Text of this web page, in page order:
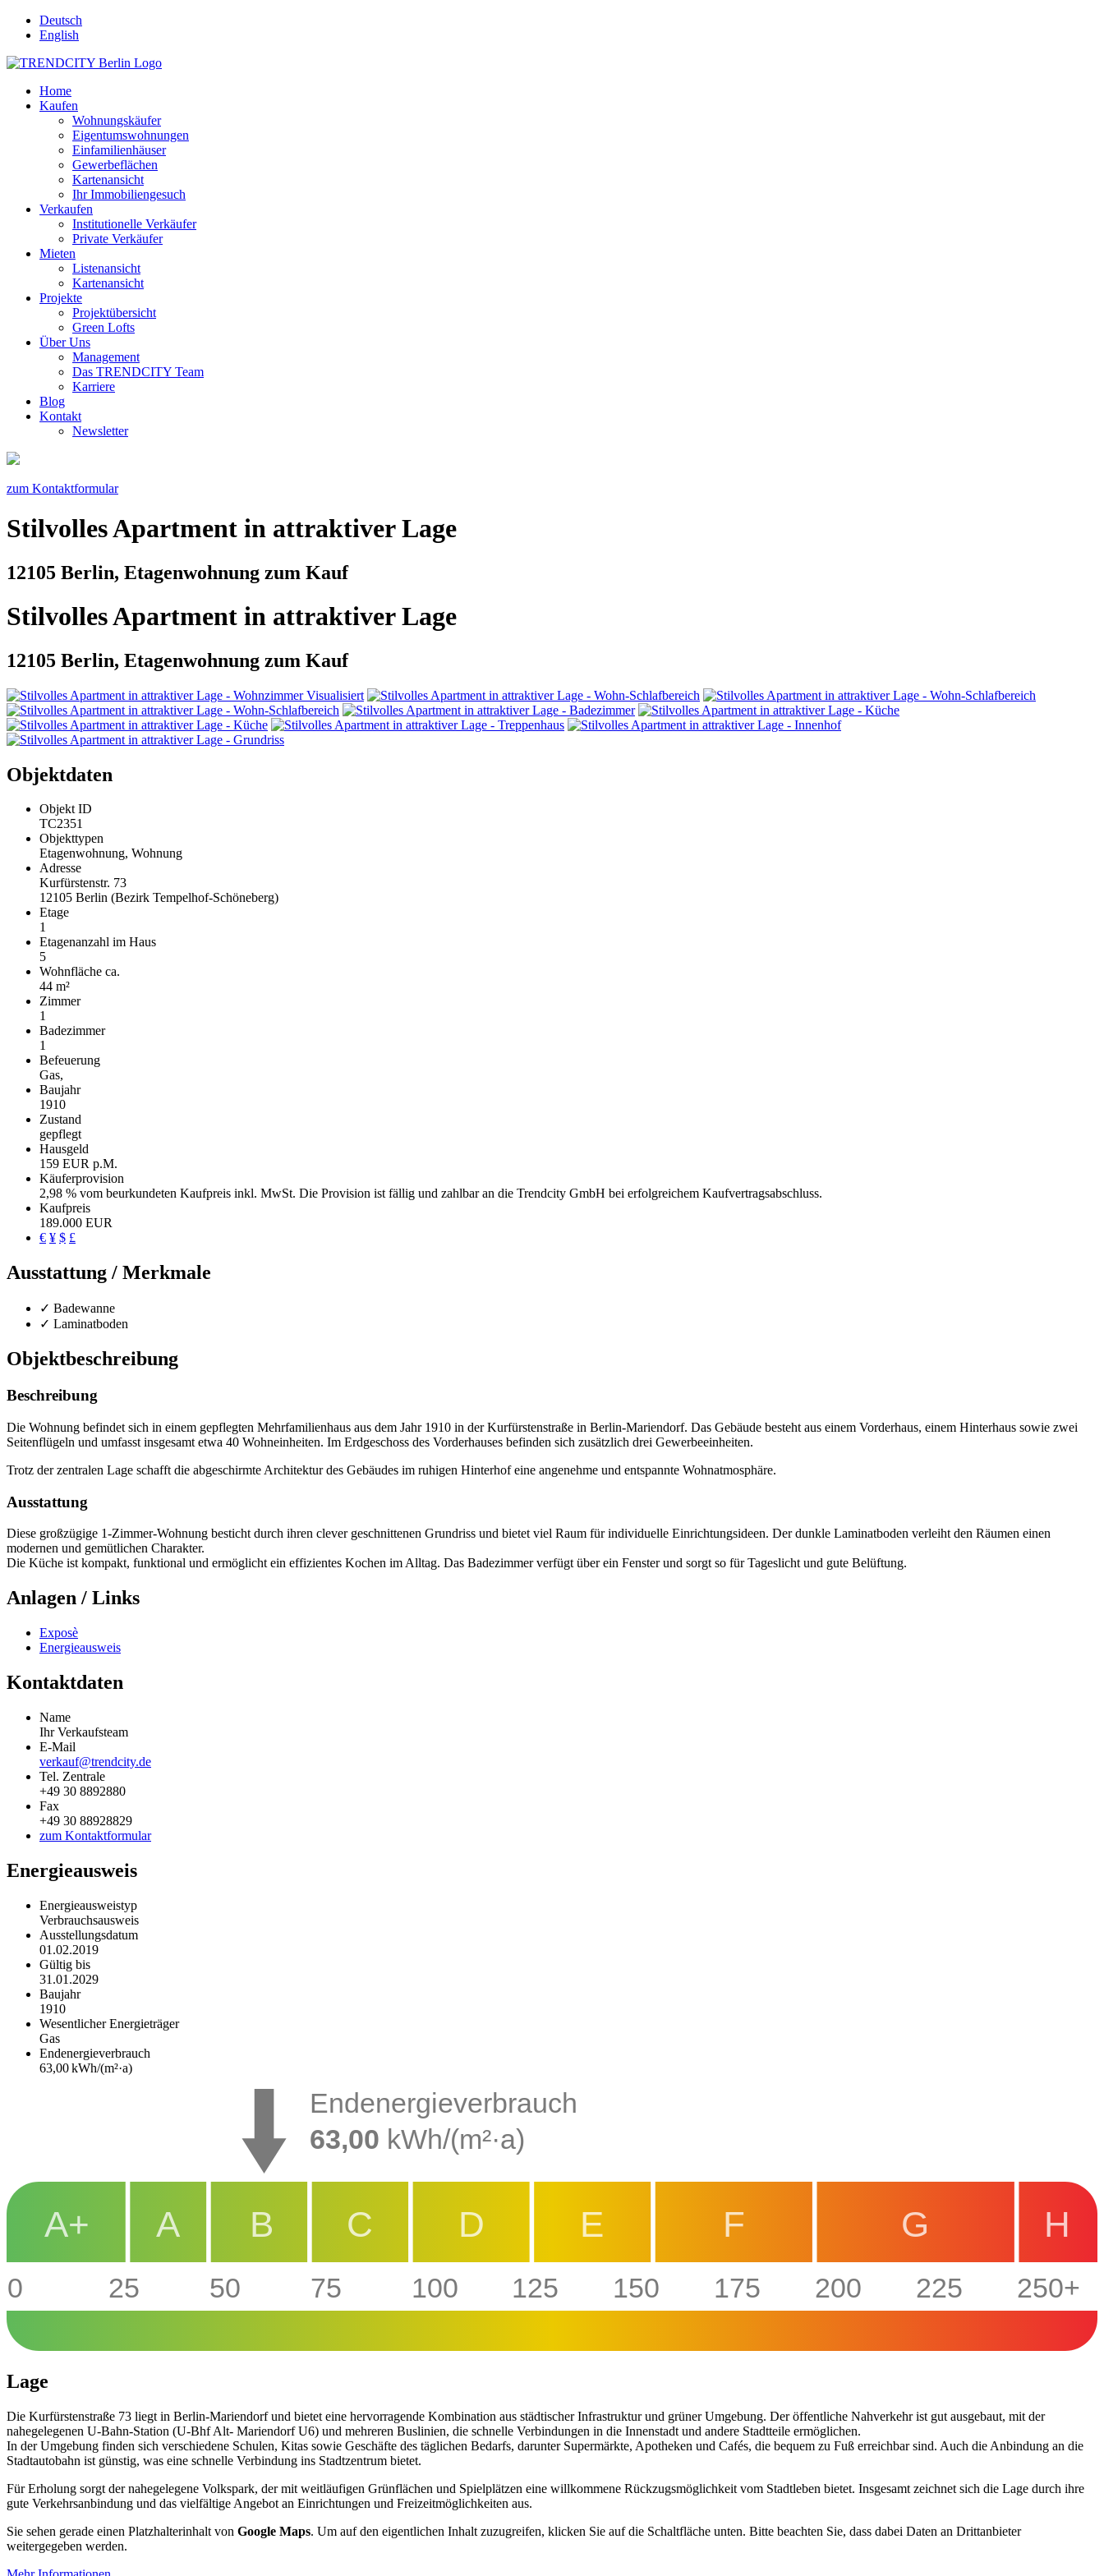
Deutsch
English
Home
Kaufen
Wohnungskäufer
Eigentumswohnungen
Einfamilienhäuser
Gewerbeflächen
Kartenansicht
Ihr Immobiliengesuch
Verkaufen
Institutionelle Verkäufer
Private Verkäufer
Mieten
Listenansicht
Kartenansicht
Projekte
Projektübersicht
Green Lofts
Über Uns
Management
Das TRENDCITY Team
Karriere
Blog
Kontakt
Newsletter
zum Kontaktformular
Stilvolles Apartment in attraktiver Lage
12105 Berlin, Etagenwohnung zum Kauf
Stilvolles Apartment in attraktiver Lage
12105 Berlin, Etagenwohnung zum Kauf
Objektdaten
Objekt ID
TC2351
Objekttypen
Etagenwohnung, Wohnung
Adresse
Kurfürstenstr. 73
12105 Berlin (Bezirk Tempelhof-Schöneberg)
Etage
1
Etagenanzahl im Haus
5
Wohnfläche ca.
44 m²
Zimmer
1
Badezimmer
1
Befeuerung
Gas,
Baujahr
1910
Zustand
gepflegt
Hausgeld
159 EUR p.M.
Käufer­provision
2,98 % vom beurkundeten Kaufpreis inkl. MwSt. Die Provision ist fällig und zahlbar an die Trendcity GmbH bei erfolgreichem Kaufvertragsabschluss.
Kaufpreis
189.000 EUR
€ ¥ $ £
Ausstattung / Merkmale
✓ Badewanne
✓ Laminatboden
Objekt­beschreibung
Beschreibung
Die Wohnung befindet sich in einem gepflegten Mehrfamilienhaus aus dem Jahr 1910 in der Kurfürstenstraße in Berlin-Mariendorf. Das Gebäude besteht aus einem Vorderhaus, einem Hinterhaus sowie zwei
Seitenflügeln und umfasst insgesamt etwa 40 Wohneinheiten. Im Erdgeschoss des Vorderhauses befinden sich zusätzlich drei Gewerbeeinheiten.
Trotz der zentralen Lage schafft die abgeschirmte Architektur des Gebäudes im ruhigen Hinterhof eine angenehme und entspannte Wohnatmosphäre.
Ausstattung
Diese großzügige 1-Zimmer-Wohnung besticht durch ihren clever geschnittenen Grundriss und bietet viel Raum für individuelle Einrichtungsideen. Der dunkle Laminatboden verleiht den Räumen einen
modernen und gemütlichen Charakter.
Die Küche ist kompakt, funktional und ermöglicht ein effizientes Kochen im Alltag. Das Badezimmer verfügt über ein Fenster und sorgt so für Tageslicht und gute Belüftung.
Anlagen / Links
Exposè
Energieausweis
Kontaktdaten
Name
Ihr Verkaufsteam
E-Mail
verkauf@trendcity.de
Tel. Zentrale
+49 30 8892880
Fax
+49 30 88928829
zum Kontaktformular
Energieausweis
Energieausweistyp
Verbrauchs­ausweis
Ausstellungsdatum
01.02.2019
Gültig bis
31.01.2029
Baujahr
1910
Wesentlicher Energieträger
Gas
Endenergie­verbrauch
63,00 kWh/(m²·a)
0 25 50 75 100 125 150 175 200 225 250+
H
G
F
E
D
C
B
A
A+
Endenergieverbrauch
63,00 kWh/(m²·a)
Lage
Die Kurfürstenstraße 73 liegt in Berlin-Mariendorf und bietet eine hervorragende Kombination aus städtischer Infrastruktur und grüner Umgebung. Der öffentliche Nahverkehr ist gut ausgebaut, mit der
nahegelegenen U-Bahn-Station (U-Bhf Alt- Mariendorf U6) und mehreren Buslinien, die schnelle Verbindungen in die Innenstadt und andere Stadtteile ermöglichen.
In der Umgebung finden sich verschiedene Schulen, Kitas sowie Geschäfte des täglichen Bedarfs, darunter Supermärkte, Apotheken und Cafés, die bequem zu Fuß erreichbar sind. Auch die Anbindung an die
Stadtautobahn ist günstig, was eine schnelle Verbindung ins Stadtzentrum bietet.
Für Erholung sorgt der nahegelegene Volkspark, der mit weitläufigen Grünflächen und Spielplätzen eine willkommene Rückzugsmöglichkeit vom Stadtleben bietet. Insgesamt zeichnet sich die Lage durch ihre
gute Verkehrsanbindung und das vielfältige Angebot an Einrichtungen und Freizeitmöglichkeiten aus.
Sie sehen gerade einen Platzhalterinhalt von Google Maps. Um auf den eigentlichen Inhalt zuzugreifen, klicken Sie auf die Schaltfläche unten. Bitte beachten Sie, dass dabei Daten an Drittanbieter
weitergegeben werden.